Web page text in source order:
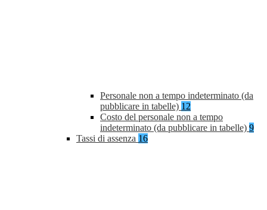
Personale non a tempo indeterminato (da
pubblicare in tabelle) 12
Costo del personale non a tempo
indeterminato (da pubblicare in tabelle) 9
Tassi di assenza 16